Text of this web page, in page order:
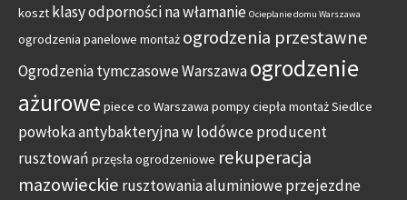
koszt klasy odporności na włamanie Ocieplanie domu Warszawa
ogrodzenia panelowe montaż ogrodzenia przestawne
Ogrodzenia tymczasowe Warszawaogrodzenie
ażurowepiece co Warszawa pompy ciepła montaż Siedlce
powłoka antybakteryjna w lodówceproducent
rusztowań przęsła ogrodzeniowe rekuperacja
mazowieckie rusztowania aluminiowe przejezdne